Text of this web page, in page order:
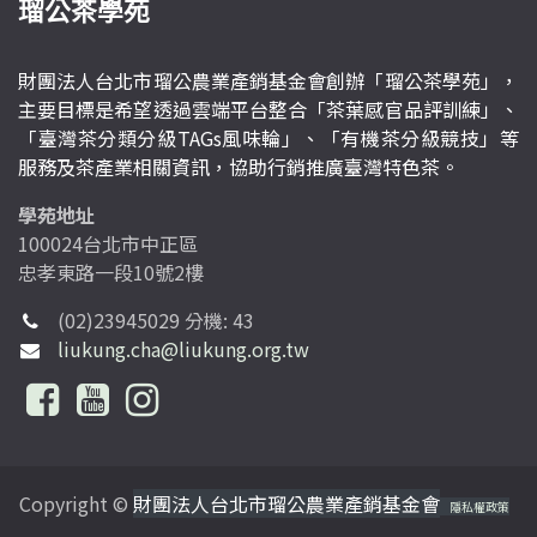
瑠公茶學苑
財團法人台北市瑠公農業產銷基金會創辦「瑠公茶學苑」，
主要目標是希望透過雲端平台整合「茶葉感官品評訓練」、
「臺灣茶分類分級TAGs風味輪」、「有機茶分級競技」等
服務及茶產業相關資訊，協助行銷推廣臺灣特色茶。
學苑地址
100024台北市中正區
忠孝東路一段10號2樓
(02)23945029 分機: 43
liukung.cha@liukung.org.tw
Copyright © 財團法人台北市瑠公農業產銷基金會 隱私權政策